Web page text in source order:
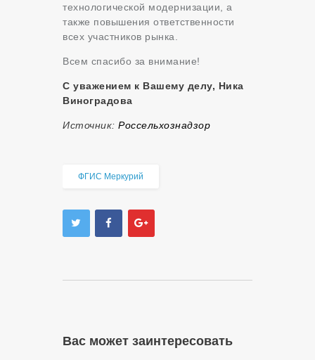
технологической модернизации, а
также повышения ответственности
всех участников рынка.
Всем спасибо за внимание!
С уважением к Вашему делу, Ника
Виноградова
Источник: Россельхознадзор
ФГИС Меркурий
Вас может заинтересовать